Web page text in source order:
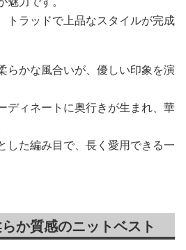
トラッドで上品なスタイルが完成
らかな風合いが、優しい印象を演
ディネートに奥行きが生まれ、華
した編み目で、長く愛用できる一
か質感のニットベスト